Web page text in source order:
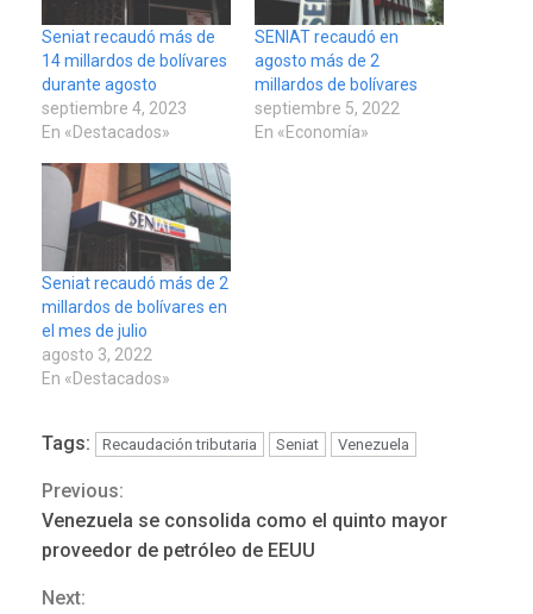
Seniat recaudó más de
14 millardos de bolívares
durante agosto
septiembre 4, 2023
En «Destacados»
SENIAT recaudó en
agosto más de 2
millardos de bolívares
septiembre 5, 2022
En «Economía»
Seniat recaudó más de 2
millardos de bolívares en
el mes de julio
agosto 3, 2022
En «Destacados»
Tags: Recaudación tributaria Seniat Venezuela
Continue
Reading
Previous:
Venezuela se consolida como el quinto mayor
proveedor de petróleo de EEUU
Next: